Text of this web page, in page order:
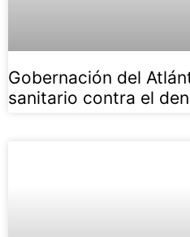
Gobernación del
sanitario contra el